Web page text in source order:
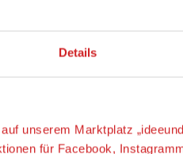
Details
unserem Marktplatz
für Facebook,